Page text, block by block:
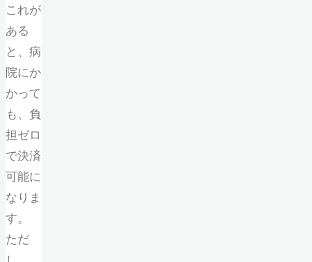
これが
ある
と、病
院にか
かって
も、負
担ゼロ
で決済
可能に
なりま
す。
ただ